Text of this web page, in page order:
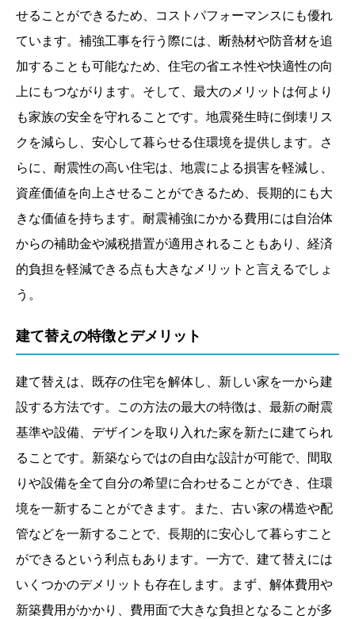
せることができるため、コストパフォーマンスにも優れ
ています。補強工事を行う際には、断熱材や防音材を追
加することも可能なため、住宅の省エネ性や快適性の向
上にもつながります。そして、最大のメリットは何より
も家族の安全を守れることです。地震発生時に倒壊リス
クを減らし、安心して暮らせる住環境を提供します。さ
らに、耐震性の高い住宅は、地震による損害を軽減し、
資産価値を向上させることができるため、長期的にも大
きな価値を持ちます。耐震補強にかかる費用には自治体
からの補助金や減税措置が適用されることもあり、経済
的負担を軽減できる点も大きなメリットと言えるでしょ
う。
建て替えの特徴とデメリット
建て替えは、既存の住宅を解体し、新しい家を一から建
設する方法です。この方法の最大の特徴は、最新の耐震
基準や設備、デザインを取り入れた家を新たに建てられ
ることです。新築ならではの自由な設計が可能で、間取
りや設備を全て自分の希望に合わせることができ、住環
境を一新することができます。また、古い家の構造や配
管などを一新することで、長期的に安心して暮らすこと
ができるという利点もあります。一方で、建て替えには
いくつかのデメリットも存在します。まず、解体費用や
新築費用がかかり、費用面で大きな負担となることが多